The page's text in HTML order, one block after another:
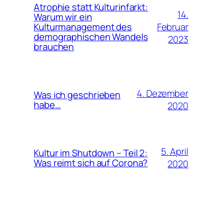
Atrophie statt Kulturinfarkt:
Warum wir ein
Kulturmanagement des
demographischen Wandels
brauchen
14.
Februar
2023
Was ich geschrieben
habe…
4. Dezember
2020
Kultur im Shutdown – Teil 2:
Was reimt sich auf Corona?
5. April
2020